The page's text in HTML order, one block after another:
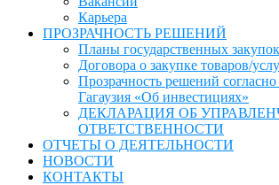
Карьера
ПРОЗРАЧНОСТЬ РЕШЕНИЙ
Планы государственных закупок
Договора о закупке товаров/
Прозрачность решений
Гагаузия «Об инвестициях»
ДЕКЛАРАЦИЯ ОБ
ОТВЕТСТВЕННОСТИ
ОТЧЕТЫ О ДЕЯТЕЛЬНОСТИ
НОВОСТИ
КОНТАКТЫ